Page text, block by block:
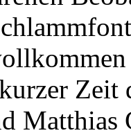
Zeit
Matthias